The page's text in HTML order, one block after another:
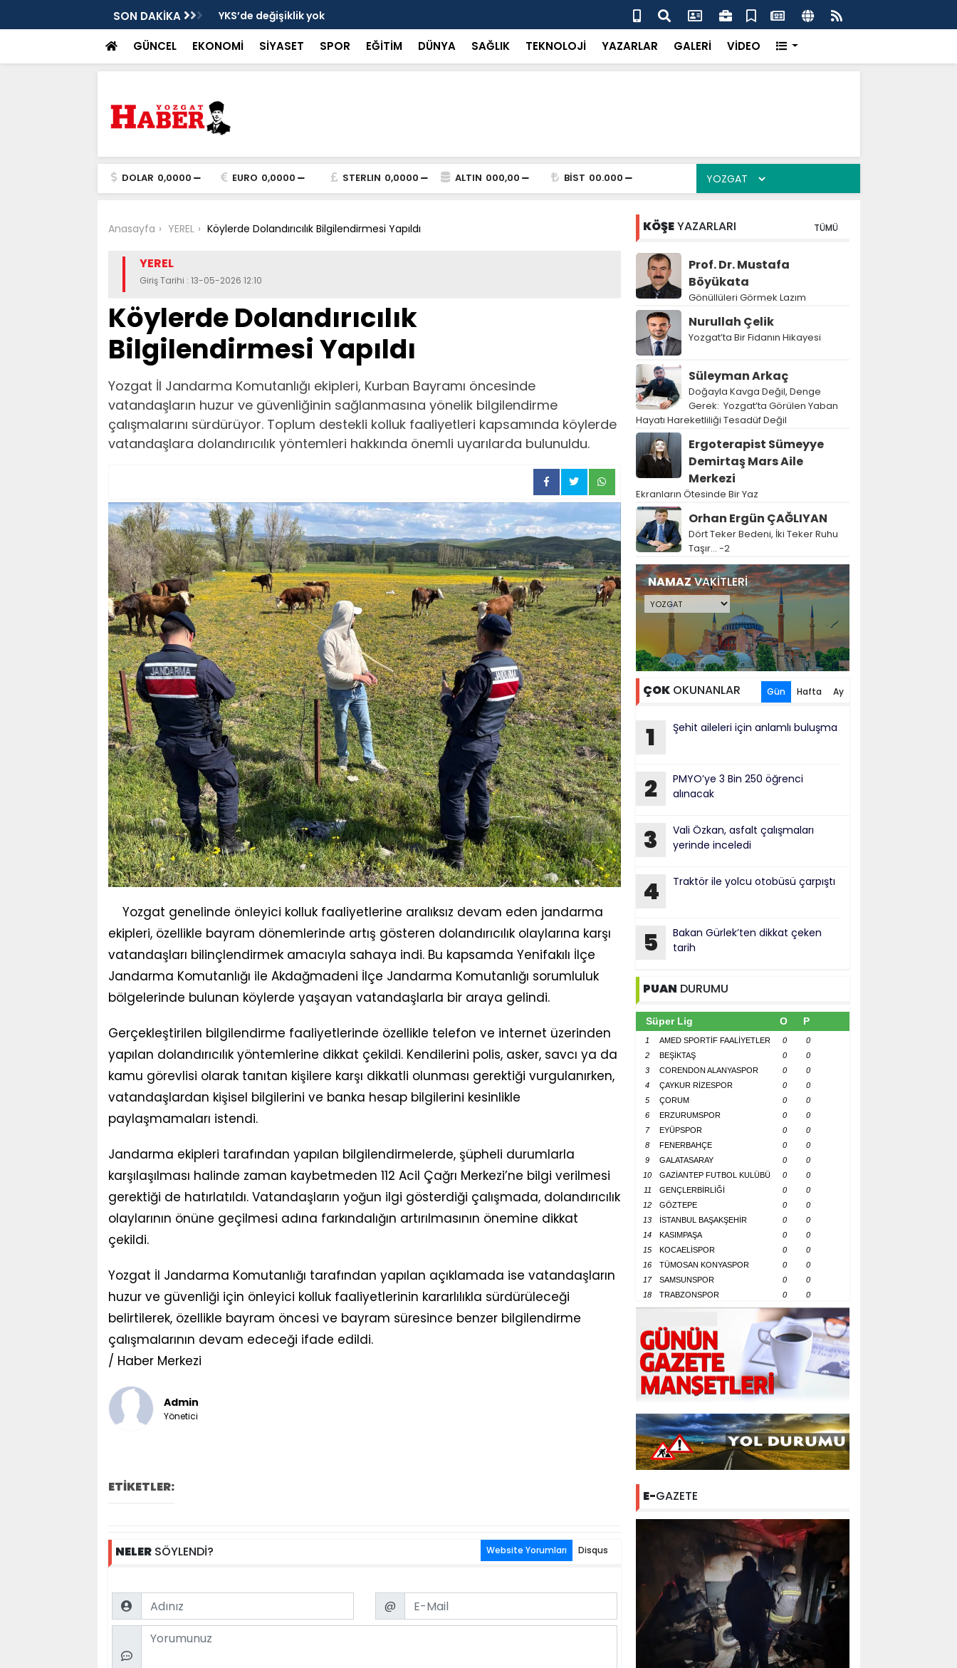
SON DAKİKA YKS’de değişiklik yok “Küçük bir dikkatsizlik büyük felakete dönüşebilir”
GÜNCEL EKONOMİ SİYASET SPOR EĞİTİM DÜNYA SAĞLIK TEKNOLOJİ YAZARLAR GALERİ VİDEO
DOLAR 0,0000 EURO 0,0000 STERLIN 0,0000 ALTIN 000,00 BİST 00.000
Anasayfa YEREL Köylerde Dolandırıcılık Bilgilendirmesi Yapıldı
YEREL
Giriş Tarihi : 13-05-2026 12:10
Köylerde Dolandırıcılık
Bilgilendirmesi Yapıldı
Yozgat İl Jandarma Komutanlığı ekipleri, Kurban Bayramı öncesinde
vatandaşların huzur ve güvenliğinin sağlanmasına yönelik bilgilendirme
çalışmalarını sürdürüyor. Toplum destekli kolluk faaliyetleri kapsamında köylerde
vatandaşlara dolandırıcılık yöntemleri hakkında önemli uyarılarda bulunuldu.
Yozgat genelinde önleyici kolluk faaliyetlerine aralıksız devam eden jandarma
ekipleri, özellikle bayram dönemlerinde artış gösteren dolandırıcılık olaylarına karşı
vatandaşları bilinçlendirmek amacıyla sahaya indi. Bu kapsamda Yenifakılı İlçe
Jandarma Komutanlığı ile Akdağmadeni İlçe Jandarma Komutanlığı sorumluluk
bölgelerinde bulunan köylerde yaşayan vatandaşlarla bir araya gelindi.
Gerçekleştirilen bilgilendirme faaliyetlerinde özellikle telefon ve internet üzerinden
yapılan dolandırıcılık yöntemlerine dikkat çekildi. Kendilerini polis, asker, savcı ya da
kamu görevlisi olarak tanıtan kişilere karşı dikkatli olunması gerektiği vurgulanırken,
vatandaşlardan kişisel bilgilerini ve banka hesap bilgilerini kesinlikle
paylaşmamaları istendi.
Jandarma ekipleri tarafından yapılan bilgilendirmelerde, şüpheli durumlarla
karşılaşılması halinde zaman kaybetmeden 112 Acil Çağrı Merkezi’ne bilgi verilmesi
gerektiği de hatırlatıldı. Vatandaşların yoğun ilgi gösterdiği çalışmada, dolandırıcılık
olaylarının önüne geçilmesi adına farkındalığın artırılmasının önemine dikkat
çekildi.
Yozgat İl Jandarma Komutanlığı tarafından yapılan açıklamada ise vatandaşların
huzur ve güvenliği için önleyici kolluk faaliyetlerinin kararlılıkla sürdürüleceği
belirtilerek, özellikle bayram öncesi ve bayram süresince benzer bilgilendirme
çalışmalarının devam edeceği ifade edildi.
/ Haber Merkezi
Admin
Yönetici
ETİKETLER:
NELERSÖYLENDİ? Website Yorumları Disqus
Name Email
@
Comment
KÖŞEYAZARLARI TÜMÜ
Prof. Dr. Mustafa
Böyükata
Gönüllüleri Görmek Lazım
Nurullah Çelik
Yozgat’ta Bir Fidanın Hikayesi
Süleyman Arkaç
Doğayla Kavga Değil, Denge
Gerek: Yozgat’ta Görülen Yaban
Hayatı Hareketliliği Tesadüf Değil
Ergoterapist Sümeyye
Demirtaş Mars Aile
Merkezi
Ekranların Ötesinde Bir Yaz
Orhan Ergün ÇAĞLIYAN
Dört Teker Bedeni, İki Teker Ruhu
Taşır… -2
NAMAZVAKİTLERİ
ÇOKOKUNANLAR Gün Hafta Ay
1 Şehit aileleri için anlamlı buluşma
2
PMYO’ye 3 Bin 250 öğrenci
alınacak
3
Vali Özkan, asfalt çalışmaları
yerinde inceledi
4 Traktör ile yolcu otobüsü çarpıştı
5
Bakan Gürlek’ten dikkat çeken
tarih
PUAN DURUMU
Süper Lig O P
1 AMED SPORTİF FAALİYETLER 0
0
2
BEŞİKTAŞ 0
0
3
CORENDON ALANYASPOR 0
0
4
ÇAYKUR RİZESPOR 0
0
5
ÇORUM 0
0
6
ERZURUMSPOR 0
0
7
EYÜPSPOR 0
0
8
FENERBAHÇE 0
0
9
GALATASARAY 0
0
10
GAZİANTEP FUTBOL KULÜBÜ 0
0
11
GENÇLERBİRLİĞİ 0
0
12
GÖZTEPE 0
0
13
İSTANBUL BAŞAKŞEHİR 0
0
14
KASIMPAŞA 0
0
15
KOCAELİSPOR 0
0
16
TÜMOSAN KONYASPOR 0
0
17
SAMSUNSPOR 0
0
18
TRABZONSPOR 0 0
E-GAZETE